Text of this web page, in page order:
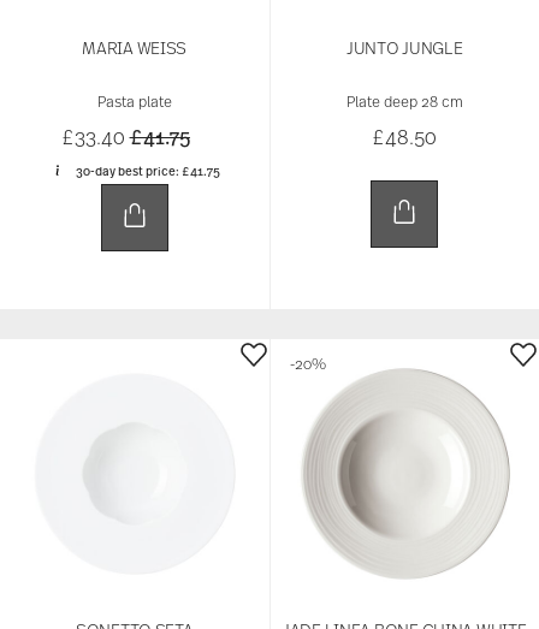
MARIA WEISS
Pasta plate
£33.40Price reduced from
£41.75to
30-day best price: £41.75
JUNTO JUNGLE
Plate deep 28 cm
£48.50
-20%